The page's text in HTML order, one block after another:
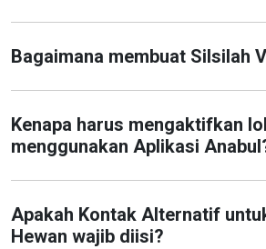
Bagaimana membuat Silsilah
Kenapa harus mengaktifkan
menggunakan Aplikasi
Apakah Kontak Alternatif
Hewan wajib diisi?